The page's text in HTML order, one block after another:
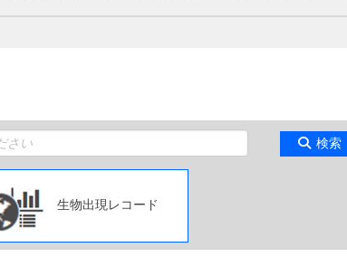
検索
生物出現レコード